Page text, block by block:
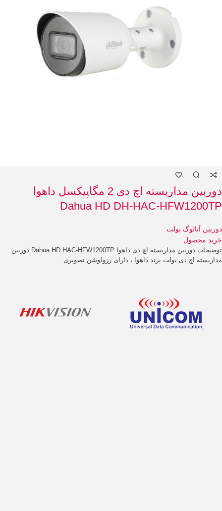
دوربین مداربسته اچ دی 2 مگاپیکسل داهوا
Dahua HD DH-HAC-HFW1200TP
دوربین آنالوگ بولت
خرید محصول
توضیحات دوربین مداربسته اچ دی داهوا Dahua HD HAC-HFW1200TP دوربین
مداربسته اچ دی بولت برند داهوا ، دارای رزولوشن تصویری